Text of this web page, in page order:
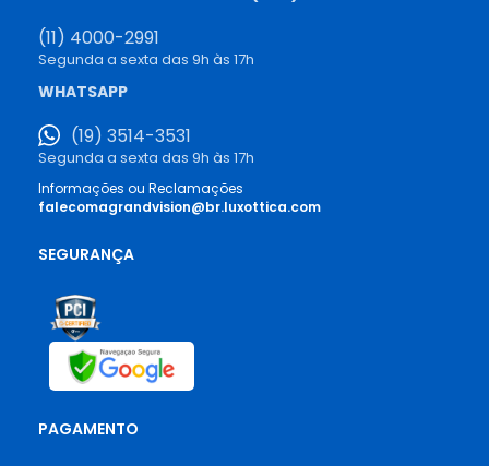
(11) 4000-2991
Segunda a sexta das 9h às 17h
WHATSAPP
(19) 3514-3531
Segunda a sexta das 9h às 17h
Informações ou Reclamações
falecomagrandvision@br.luxottica.com
SEGURANÇA
PAGAMENTO